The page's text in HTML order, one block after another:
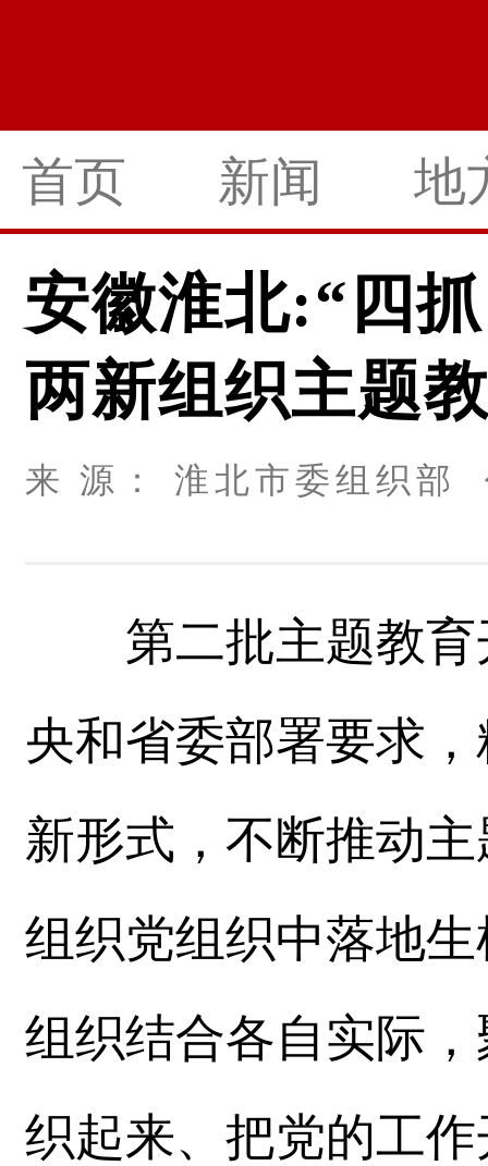
首页 新闻 地
安徽淮北:“四
两新组织主题
来 源： 淮北市委组织
第二批主题教育
央和省委部署要求
新形式，不断推动
组织党组织中落地
组织结合各自实际
织起来、把党的工